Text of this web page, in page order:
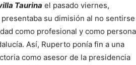
Taurina el pasado viernes,
su dimisión al no sentirse
como profesional y como persona
Así, Ruperto ponía fin a una
como asesor de la presidencia